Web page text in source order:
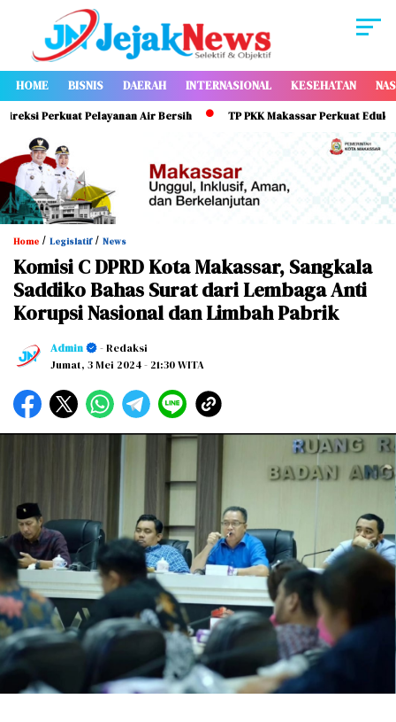
HOME BISNIS DAERAH INTERNASIONAL KESEHATAN
Perkuat Pelayanan Air Bersih TP PKK Makassar Perkuat Edukasi
Home / Legislatif/ News
Komisi C DPRD Kota Makassar, Sangkala
Saddiko Bahas Surat dari Lembaga Anti
Korupsi Nasional dan Limbah Pabrik
Admin
- Redaksi
Jumat, 3 Mei 2024- 21:30 WITA